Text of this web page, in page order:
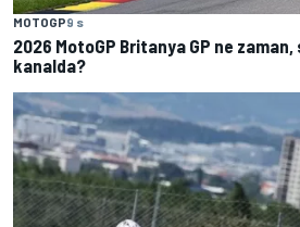
MOTOGP9 s
2026 MotoGP Britanya GP ne
kanalda?